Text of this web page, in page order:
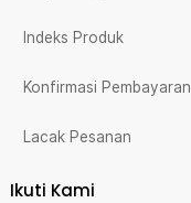
Indeks Produk
Konfirmasi Pembayaran
Lacak Pesanan
Ikuti Kami